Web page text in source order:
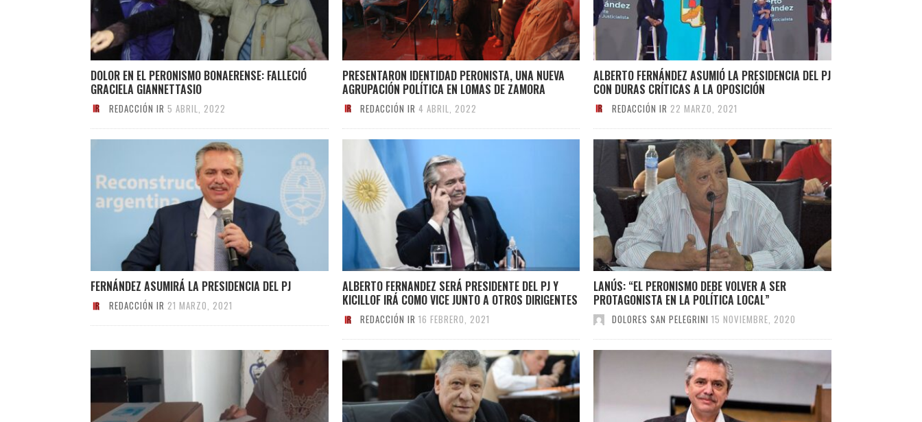
DOLOR EN EL PERONISMO BONAERENSE: FALLECIÓ
GRACIELA GIANNETTASIO
REDACCIÓN IR 5 ABRIL, 2022
PRESENTARON IDENTIDAD PERONISTA, UNA NUEVA
AGRUPACIÓN POLÍTICA EN LOMAS DE ZAMORA
REDACCIÓN IR 4 ABRIL, 2022
ALBERTO FERNÁNDEZ ASUMIÓ LA PRESIDENCIA DEL PJ
CON DURAS CRÍTICAS A LA OPOSICIÓN
REDACCIÓN IR 22 MARZO, 2021
FERNÁNDEZ ASUMIRÁ LA PRESIDENCIA DEL PJ
REDACCIÓN IR 21 MARZO, 2021
ALBERTO FERNANDEZ SERÁ PRESIDENTE DEL PJ Y
KICILLOF IRÁ COMO VICE JUNTO A OTROS DIRIGENTES
REDACCIÓN IR 16 FEBRERO, 2021
LANÚS: “EL PERONISMO DEBE VOLVER A SER
PROTAGONISTA EN LA POLÍTICA LOCAL”
DOLORES SAN PELEGRINI 15 NOVIEMBRE, 2020